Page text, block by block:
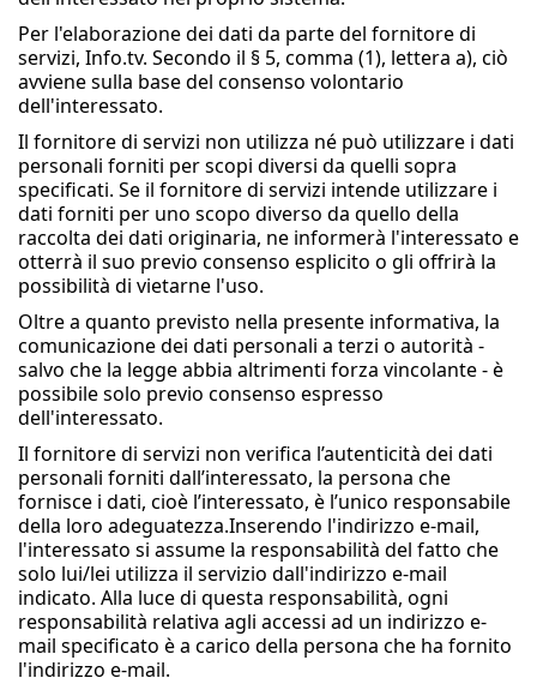
Per l'elaborazione dei dati da parte del fornitore di
servizi, Info.tv. Secondo il § 5, comma (1), lettera a), ciò
avviene sulla base del consenso volontario
dell'interessato.
Il fornitore di servizi non utilizza né può utilizzare i dati
personali forniti per scopi diversi da quelli sopra
specificati. Se il fornitore di servizi intende utilizzare i
dati forniti per uno scopo diverso da quello della
raccolta dei dati originaria, ne informerà l'interessato e
otterrà il suo previo consenso esplicito o gli offrirà la
possibilità di vietarne l'uso.
Oltre a quanto previsto nella presente informativa, la
comunicazione dei dati personali a terzi o autorità -
salvo che la legge abbia altrimenti forza vincolante - è
possibile solo previo consenso espresso
dell'interessato.
Il fornitore di servizi non verifica l’autenticità dei dati
personali forniti dall’interessato, la persona che
fornisce i dati, cioè l’interessato, è l’unico responsabile
della loro adeguatezza.Inserendo l'indirizzo e-mail,
l'interessato si assume la responsabilità del fatto che
solo lui/lei utilizza il servizio dall'indirizzo e-mail
indicato. Alla luce di questa responsabilità, ogni
responsabilità relativa agli accessi ad un indirizzo e-
mail specificato è a carico della persona che ha fornito
l'indirizzo e-mail.